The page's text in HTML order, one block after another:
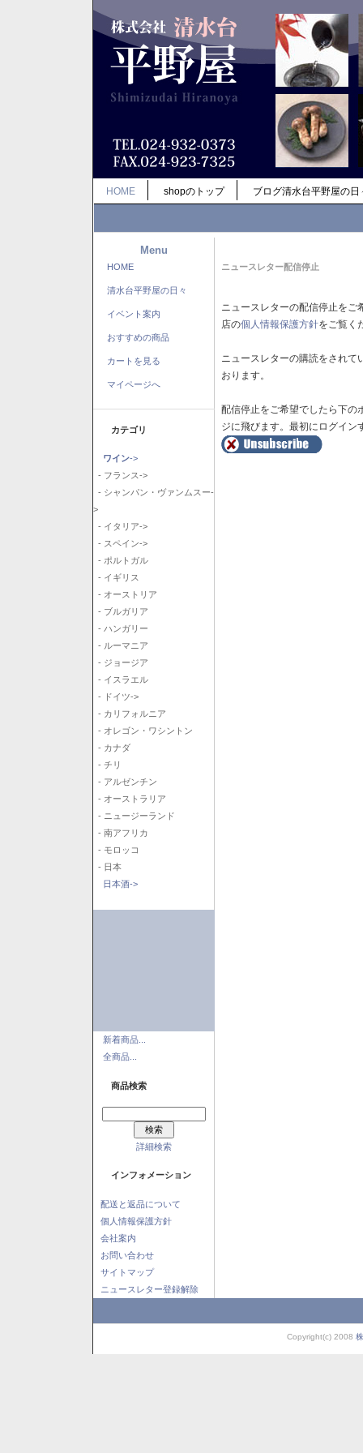
HOME shopのトップ ブログ清水台平野屋の日
Menu
HOME
清水台平野屋の日々
イベント案内
おすすめの商品
カートを見る
マイページへ
カテゴリ
ワイン->
- フランス->
- シャンパン・ヴァンムスー-
>
- イタリア->
- スペイン->
- ポルトガル
- イギリス
- オーストリア
- ブルガリア
- ハンガリー
- ルーマニア
- ジョージア
- イスラエル
- ドイツ->
- カリフォルニア
- オレゴン・ワシントン
- カナダ
- チリ
- アルゼンチン
- オーストラリア
- ニュージーランド
- 南アフリカ
- モロッコ
- 日本
日本酒->
新着商品...
全商品...
商品検索
詳細検索
インフォメーション
配送と返品について
個人情報保護方針
会社案内
お問い合わせ
サイトマップ
ニュースレター登録解除
ニュースレター配信停止
ニュースレターの配信停止を
店の個人情報保護方針をご覧く
ニュースレターの購読をされ
おります。
配信停止をご希望でしたら下の
ジに飛びます。最初にログイン
Copyright(c) 2008